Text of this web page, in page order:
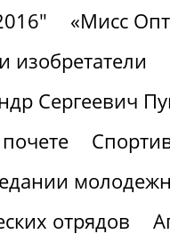
«Мисс
Сергеевич
отрядов